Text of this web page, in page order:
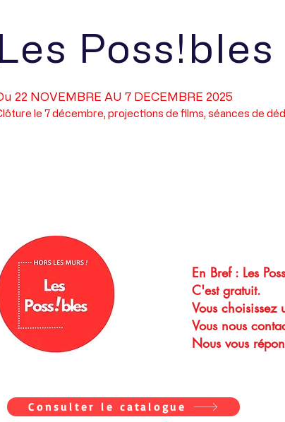
Les
22 NOVEMBRE AU 7 DECEMBRE 2025
le 7 décembre, projections de films, séances de
En Bref : Les
C'est gratuit.
Vous choisissez
Vous nous
Nous vous
Consulter le catalogue